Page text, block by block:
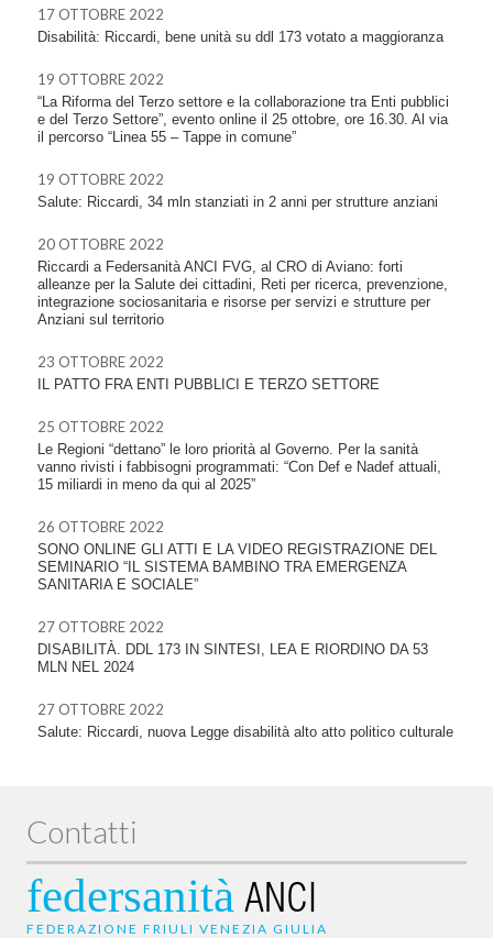
17 OTTOBRE 2022
Disabilità: Riccardi, bene unità su ddl 173 votato a maggioranza
19 OTTOBRE 2022
“La Riforma del Terzo settore e la collaborazione tra Enti pubblici
e del Terzo Settore”, evento online il 25 ottobre, ore 16.30. Al via
il percorso “Linea 55 – Tappe in comune”
19 OTTOBRE 2022
Salute: Riccardi, 34 mln stanziati in 2 anni per strutture anziani
20 OTTOBRE 2022
Riccardi a Federsanità ANCI FVG, al CRO di Aviano: forti
alleanze per la Salute dei cittadini, Reti per ricerca, prevenzione,
integrazione sociosanitaria e risorse per servizi e strutture per
Anziani sul territorio
23 OTTOBRE 2022
IL PATTO FRA ENTI PUBBLICI E TERZO SETTORE
25 OTTOBRE 2022
Le Regioni “dettano” le loro priorità al Governo. Per la sanità
vanno rivisti i fabbisogni programmati: “Con Def e Nadef attuali,
15 miliardi in meno da qui al 2025”
26 OTTOBRE 2022
SONO ONLINE GLI ATTI E LA VIDEO REGISTRAZIONE DEL
SEMINARIO “IL SISTEMA BAMBINO TRA EMERGENZA
SANITARIA E SOCIALE”
27 OTTOBRE 2022
DISABILITÀ. DDL 173 IN SINTESI, LEA E RIORDINO DA 53
MLN NEL 2024
27 OTTOBRE 2022
Salute: Riccardi, nuova Legge disabilità alto atto politico culturale
Contatti
federsanità ANCI
FEDERAZIONE FRIULI VENEZIA GIULIA